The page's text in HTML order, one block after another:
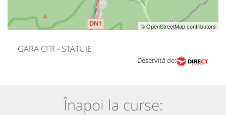
© OpenStreetMap contributors
GARA CFR - STATUIE
Deservită de:
Înapoi la curse: